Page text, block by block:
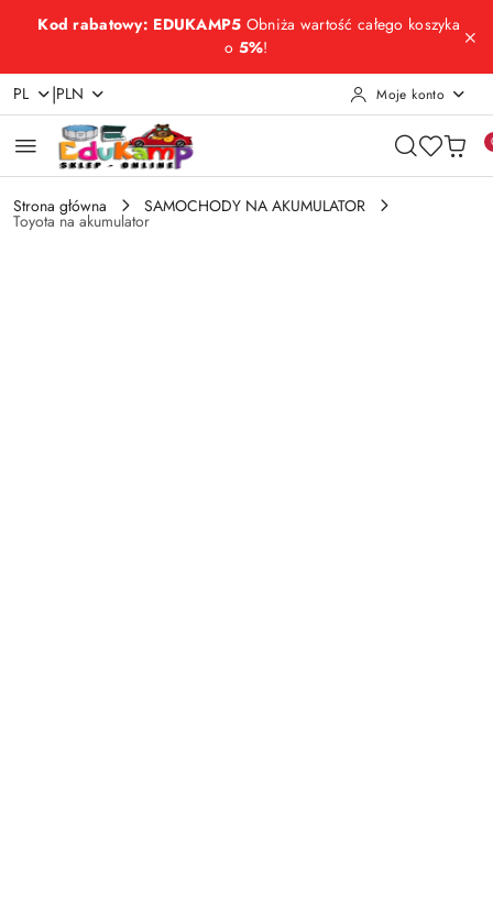
Przejdź do treści głównej
Przejdź do wyszukiwarki
Przejdź do moje konto
Przejdź do menu głównego
Przejdź do opisu produktu
Przejdź do stopki
Kod rabatowy: EDUKAMP5 Obniża wartość całego koszyka
o 5%!
PL |PLN Moje konto
Strona główna SAMOCHODY NA AKUMULATOR
Toyota na akumulator